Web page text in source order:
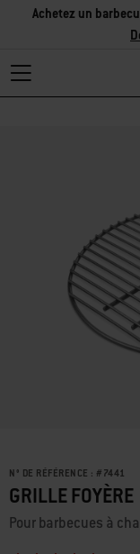
Achetez un
N° DE RÉFÉRENCE : # 7441
GRILLE FOYÈRE
Pour barbecues à